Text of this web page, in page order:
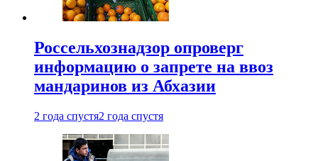
Россельхознадзор опроверг
информацию о запрете на ввоз
мандаринов из Абхазии
2 года спустя2 года спустя